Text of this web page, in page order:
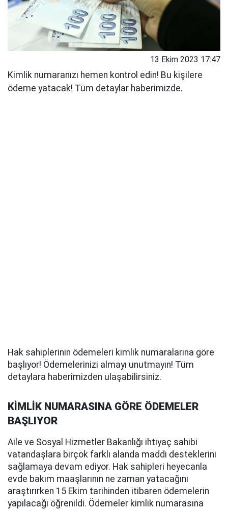
13 Ekim 2023 17:47
Kimlik numaranızı hemen kontrol edin! Bu kişilere
ödeme yatacak! Tüm detaylar haberimizde.
Hak sahiplerinin ödemeleri kimlik numaralarına göre
başlıyor! Ödemelerinizi almayı unutmayın! Tüm
detaylara haberimizden ulaşabilirsiniz.
KİMLİK NUMARASINA GÖRE ÖDEMELER
BAŞLIYOR
Aile ve Sosyal Hizmetler Bakanlığı ihtiyaç sahibi
vatandaşlara birçok farklı alanda maddi desteklerini
sağlamaya devam ediyor. Hak sahipleri heyecanla
evde bakım maaşlarının ne zaman yatacağını
araştırırken 15 Ekim tarihinden itibaren ödemelerin
yapılacağı öğrenildi. Ödemeler kimlik numarasına